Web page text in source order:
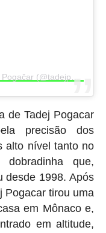
de Tadej Pogacar
precisão dos
alto nível tanto no
que,
desde 1998. Após
Pogacar tirou uma
em Mônaco e,
em altitude,